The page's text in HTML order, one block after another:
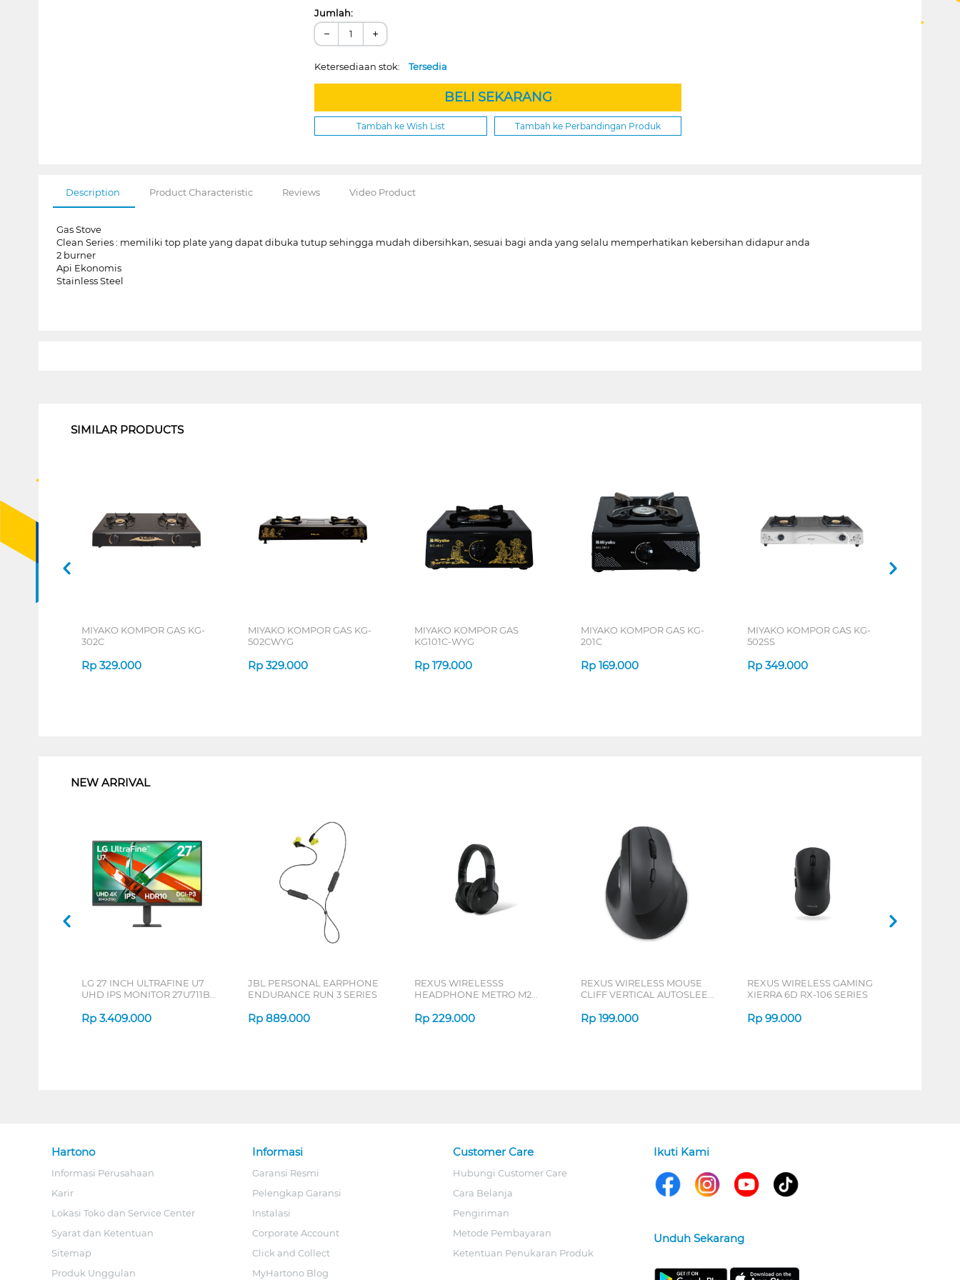
Jumlah:
− +
Ketersediaan stok:Tersedia
BELI SEKARANG
Tambah ke Wish List Tambah ke Perbandingan Produk
Description Product Characteristic Reviews Video Product
Gas Stove
Clean Series : memiliki top plate yang dapat dibuka tutup sehingga mudah dibersihkan, sesuai bagi anda yang selalu memperhatikan kebersihan didapur anda
2 burner
Api Ekonomis
Stainless Steel
SIMILAR PRODUCTS
MIYAKO KOMPOR GAS KG-
302C
Rp 329.000
MIYAKO KOMPOR GAS KG-
502CWYG
Rp 329.000
MIYAKO KOMPOR GAS
KG101C-WYG
Rp 179.000
MIYAKO KOMPOR GAS KG-
201C
Rp 169.000
MIYAKO KOMPOR GAS KG-
502SS
Rp 349.000
NEW ARRIVAL
LG 27 INCH ULTRAFINE U7
UHD IPS MONITOR 27U711B-
Rp 3.409.000
JBL PERSONAL EARPHONE
ENDURANCE RUN 3 SERIES
Rp 889.000
REXUS WIRELESSS
HEADPHONE METRO M2
Rp 229.000
REXUS WIRELESS MOUSE
CLIFF VERTICAL AUTOSLEEP
Rp 199.000
REXUS WIRELESS GAMING
XIERRA 6D RX-106 SERIES
Rp 99.000
Hartono
Informasi Perusahaan
Karir
Lokasi Toko dan Service Center
Syarat dan Ketentuan
Sitemap
Produk Unggulan
Informasi
Garansi Resmi
Pelengkap Garansi
Instalasi
Corporate Account
Click and Collect
MyHartono Blog
Customer Care
Hubungi Customer Care
Cara Belanja
Pengiriman
Metode Pembayaran
Ketentuan Penukaran Produk
Ikuti Kami
Unduh Sekarang